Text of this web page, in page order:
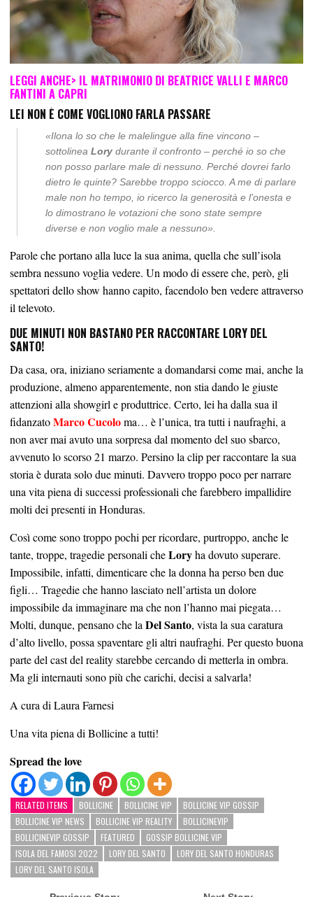
LEGGI ANCHE> IL MATRIMONIO DI BEATRICE VALLI E MARCO
FANTINI A CAPRI
LEI NON È COME VOGLIONO FARLA PASSARE
«Ilona lo so che le malelingue alla fine vincono –
sottolinea Lory durante il confronto – perché io so che
non posso parlare male di nessuno. Perché dovrei farlo
dietro le quinte? Sarebbe troppo sciocco. A me di parlare
male non ho tempo, io ricerco la generosità e l’onesta e
lo dimostrano le votazioni che sono state sempre
diverse e non voglio male a nessuno».
Parole che portano alla luce la sua anima, quella che sull’isola
sembra nessuno voglia vedere. Un modo di essere che, però, gli
spettatori dello show hanno capito, facendolo ben vedere attraverso
il televoto.
DUE MINUTI NON BASTANO PER RACCONTARE LORY DEL
SANTO!
Da casa, ora, iniziano seriamente a domandarsi come mai, anche la
produzione, almeno apparentemente, non stia dando le giuste
attenzioni alla showgirl e produttrice. Certo, lei ha dalla sua il
fidanzatoMarco Cucoloma… è l’unica, tra tutti i naufraghi, a
non aver mai avuto una sorpresa dal momento del suo sbarco,
avvenuto lo scorso 21 marzo. Persino la clip per raccontare la sua
storia è durata solo due minuti. Davvero troppo poco per narrare
una vita piena di successi professionali che farebbero impallidire
molti dei presenti in Honduras.
Così come sono troppo pochi per ricordare, purtroppo, anche le
tante, troppe, tragedie personali cheLoryha dovuto superare.
Impossibile, infatti, dimenticare che la donna ha perso ben due
figli… Tragedie che hanno lasciato nell’artista un dolore
impossibile da immaginare ma che non l’hanno mai piegata…
Molti, dunque, pensano che la Del Santo, vista la sua caratura
d’alto livello, possa spaventare gli altri naufraghi. Per questo buona
parte del cast del reality starebbe cercando di metterla in ombra.
Ma gli internauti sono più che carichi, decisi a salvarla!
A cura di Laura Farnesi
Una vita piena di Bollicine a tutti!
Spread the love
RELATED ITEMS BOLLICINE BOLLICINE VIP
BOLLICINE VIP GOSSIP
BOLLICINE VIP NEWS
BOLLICINE VIP REALITY
BOLLICINEVIP
BOLLICINEVIP GOSSIP
FEATURED
GOSSIP BOLLICINE VIP
ISOLA DEL FAMOSI 2022
LORY DEL SANTO
LORY DEL SANTO HONDURAS
LORY DEL SANTO ISOLA